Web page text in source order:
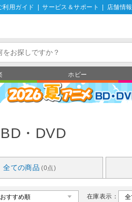
利用ガイド サービス＆サポート 店舗情報
ホビー
・DVD
全ての商品 (0点)
在庫表示：